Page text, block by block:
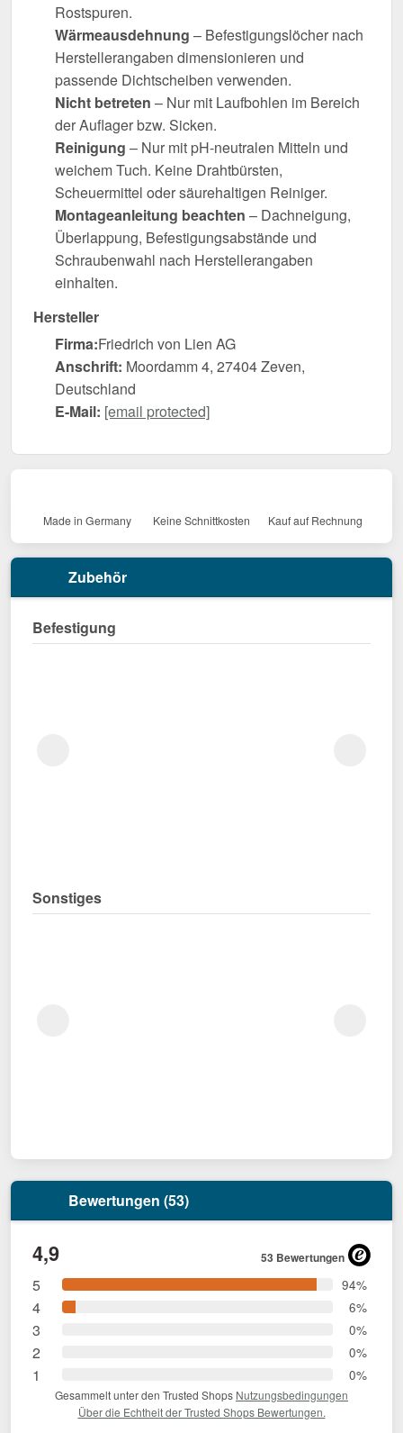
Rostspuren.
Wärmeausdehnung – Befestigungslöcher nach
Herstellerangaben dimensionieren und
passende Dichtscheiben verwenden.
Nicht betreten – Nur mit Laufbohlen im Bereich
der Auflager bzw. Sicken.
Reinigung – Nur mit pH-neutralen Mitteln und
weichem Tuch. Keine Drahtbürsten,
Scheuermittel oder säurehaltigen Reiniger.
Montageanleitung beachten – Dachneigung,
Überlappung, Befestigungsabstände und
Schraubenwahl nach Herstellerangaben
einhalten.
Hersteller
Firma:Friedrich von Lien AG
Anschrift: Moordamm 4, 27404 Zeven,
Deutschland
E-Mail: [email protected]
Made in Germany Keine Schnittkosten Kauf auf Rechnung
Zubehör
Befestigung
Sonstiges
Bewertungen (53)
4,9 53 Bewertungen
5 94%
4 6%
3 0%
2 0%
1 0%
Gesammelt unter den Trusted Shops Nutzungsbedingungen
Über die Echtheit der Trusted Shops Bewertungen.